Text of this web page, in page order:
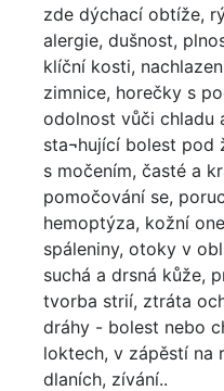
zde dýchací obtíže,
alergie, dušnost,
klíční kosti,
zimnice, horečky s
odolnost vůči chladu
sta¬hující bolest pod
s močením, časté a
pomočování se,
hemoptýza, kožní
spáleniny, otoky v
suchá a drsná kůže,
tvorba strií, ztráta
dráhy - bolest nebo
loktech, v zápěstí na
dlaních, zívání..